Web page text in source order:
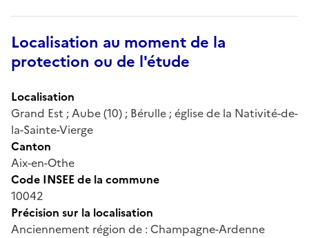
Localisation au moment de la
protection ou de l'étude
Localisation
Grand Est ; Aube (10) ; Bérulle ; église de la Nativité-de-
la-Sainte-Vierge
Canton
Aix-en-Othe
Code INSEE de la commune
10042
Précision sur la localisation
Anciennement région de : Champagne-Ardenne